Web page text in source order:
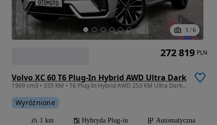
1 / 6
Volvo XC 60 T6 Plug-In Hybrid AWD Ultra Dark
1969 cm3 • 335 KM • T6 Plug-In Hybrid AWD 253 KM Ultra Dark automat
Wyróżnione
1 km Hybryda Plug-in
Automatyczna
272 819 PLN